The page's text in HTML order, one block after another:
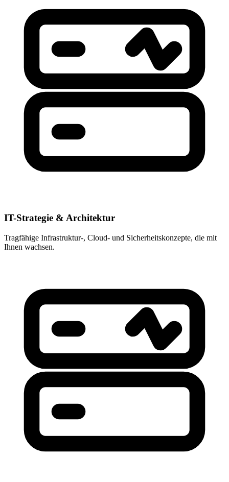
IT-Strategie & Architektur
Tragfähige Infrastruktur-, Cloud- und Sicherheitskonzepte, die mit
Ihnen wachsen.